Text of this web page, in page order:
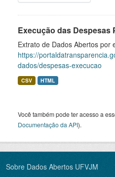
Execução das Despesas
Extrato de Dados Abertos por
https://
dados/despesas-execucao
CSV HTML
Você também pode ter acesso a
Documentação da API).
Sobre Dados Abertos UFVJM